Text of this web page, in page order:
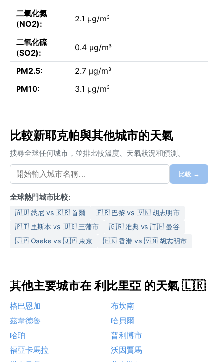
二氧化氮
(NO2):
2.1 µg/m³
二氧化硫
(SO2):
0.4 µg/m³
PM2.5:
2.7 µg/m³
PM10:
3.1 µg/m³
比較新耶克帕與其他城市的天氣
搜尋全球任何城市，並排比較溫度、天氣狀況和預測。
比較 →
全球熱門城市比較:
🇦🇺 悉尼 vs 🇰🇷 首爾
🇫🇷 巴黎 vs 🇻🇳 胡志明市
🇵🇹 里斯本 vs 🇺🇸 三藩市
🇬🇷 雅典 vs 🇹🇭 曼谷
🇯🇵 Osaka vs 🇯🇵 東京
🇭🇰 香港 vs 🇻🇳 胡志明市
其他主要城市在 利比里亞 的天氣 🇱🇷
格巴恩加
布坎南
茲韋德魯
哈貝爾
哈珀
普利博市
福亞卡馬拉
沃因賈馬